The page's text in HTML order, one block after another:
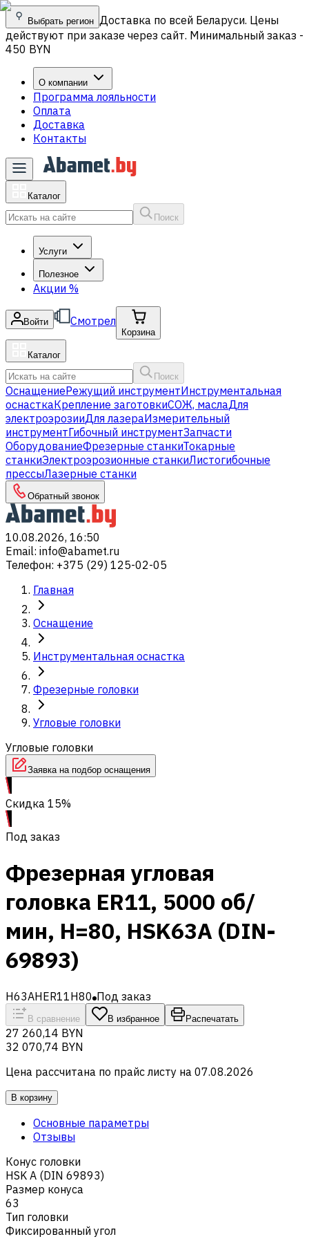
Выбрать регион Доставка по всей Беларуси. Цены
действуют при заказе через сайт. Минимальный заказ -
450 BYN
О компании
Программа лояльности
Оплата
Доставка
Контакты
Каталог
Поиск
Услуги
Полезное
Акции %
Войти Смотрел
Корзина
Каталог
Поиск
ОснащениеРежущий инструментИнструментальная
оснасткаКрепление заготовкиСОЖ, маслаДля
электроэрозииДля лазераИзмерительный
инструментГибочный инструментЗапчасти
ОборудованиеФрезерные станкиТокарные
станкиЭлектроэрозионные станкиЛистогибочные
прессыЛазерные станки
Обратный звонок
10.08.2026, 16:50
Email: info@abamet.ru
Телефон: +375 (29) 125-02-05
Главная
Оснащение
Инструментальная оснастка
Фрезерные головки
Угловые головки
Угловые головки
Заявка на подбор оснащения
Скидка 15%
Под заказ
Фрезерная угловая
головка ER11, 5000 об/
мин, H=80, HSK63A (DIN-
69893)
H63AHER11H80 Под заказ
В сравнение В избранное Распечатать
27 260,14 BYN
32 070,74 BYN
Цена рассчитана по прайс листу на 07.08.2026
В корзину
Основные параметры
Отзывы
Конус головки
HSK A (DIN 69893)
Размер конуса
63
Тип головки
Фиксированный угол